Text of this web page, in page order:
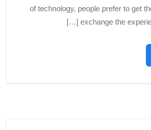
of technology, people prefer to get
exchange the